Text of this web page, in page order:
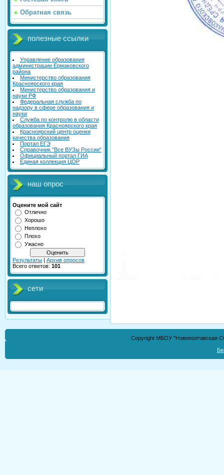
Обратная связь
полезные ссылки
Управление образования
администрации Ермаковского
района
Министерство образования
Красноярского края
Министерство образования и
науки РФ
Федеральная служба по
надзору в сфере образования и
науки
Служба по контролю в области
образования Красноярского края
Красноярский центр оценки
качества образования
Портал ЕГЭ
Справочник "Все ВУЗы России"
Официальный портал ГИА
Единая коллекция ЦОР
наш опрос
Оцените мой сайт
Отлично
Хорошо
Неплохо
Плохо
Ужасно
Результаты | Архив опросов
Всего ответов: 101
сети
Copyright МБОУ "Новополтавская